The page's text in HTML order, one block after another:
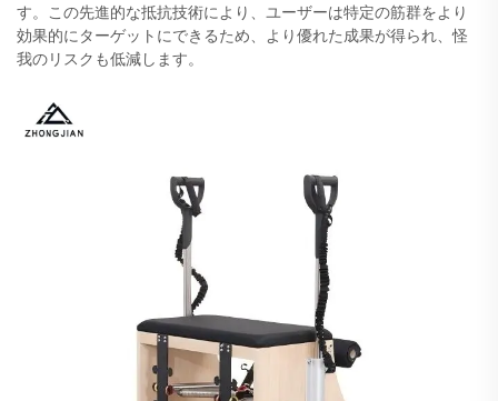
す。この先進的な抵抗技術により、ユーザーは特定の筋群をより
効果的にターゲットにできるため、より優れた成果が得られ、怪
我のリスクも低減します。